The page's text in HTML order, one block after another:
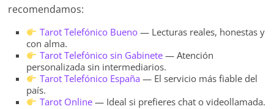
recomendamos:
Tarot Telefónico Bueno— Lecturas reales, honestas y
con alma.
Tarot Telefónico sin Gabinete— Atención
personalizada sin intermediarios.
Tarot Telefónico España — El servicio más fiable del
país.
Tarot Online— Ideal si prefieres chat o videollamada.